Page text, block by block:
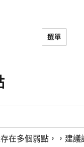
選單
在多個弱點，，建議